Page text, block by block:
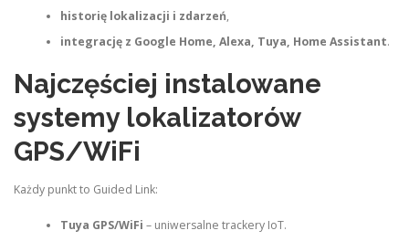
historię lokalizacji i zdarzeń,
integrację z Google Home, Alexa, Tuya, Home Assistant.
Najczęściej instalowane
systemy lokalizatorów
GPS/WiFi
Każdy punkt to Guided Link:
Tuya GPS/WiFi – uniwersalne trackery IoT.